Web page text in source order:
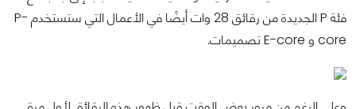
فئة P الجديدة من رقائق 28 وات أيضًا في الأعمال التي ستستخدم P-
core و E-core تصميمات.